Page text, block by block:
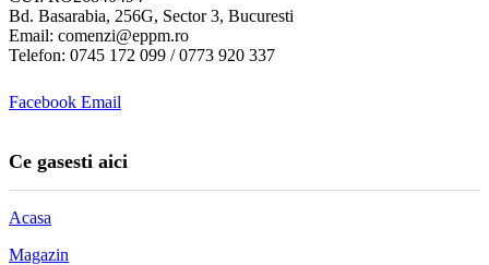
Bd. Basarabia, 256G, Sector 3, Bucuresti
Email: comenzi@eppm.ro
Telefon: 0745 172 099 / 0773 920 337
Facebook Email
Ce gasesti aici
Acasa
Magazin